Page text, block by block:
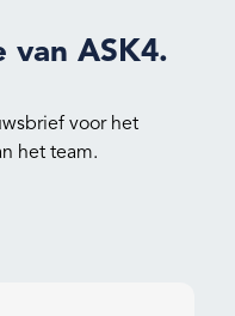
van ASK4.
voor het
het team.